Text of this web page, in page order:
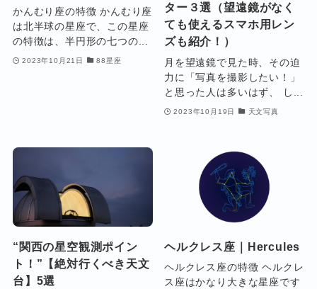
かんむり座の特徴 かんむり座
は北半球の星座で、この星座
の特徴は、半円形の七つの...
2023年10月21日 88星座
ター３選（望遠鏡がなく
ても使えるスマホ用レン
ズも紹介！）
月を望遠鏡で見た時、その迫
力に「写真を撮影したい！」
と思った人は多いはず、 し...
2023年10月19日 天文写真
“関西の星空観測ポイン
ト！”【絶対行くべき天文
台】5選
ヘルクレス座｜Hercules
ヘルクレス座の特徴 ヘルクレ
ス座はかなり大きな星座です